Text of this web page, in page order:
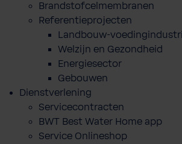
Brandstofcelmembranen
Referentieprojecten
Landbouw-
Welzijn en Gezondheid
Energiesector
Gebouwen
Dienstverlening
Servicecontracten
BWT Best Water Home app
Service Onlineshop